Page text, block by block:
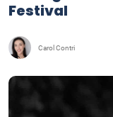
Festival
Carol Contri